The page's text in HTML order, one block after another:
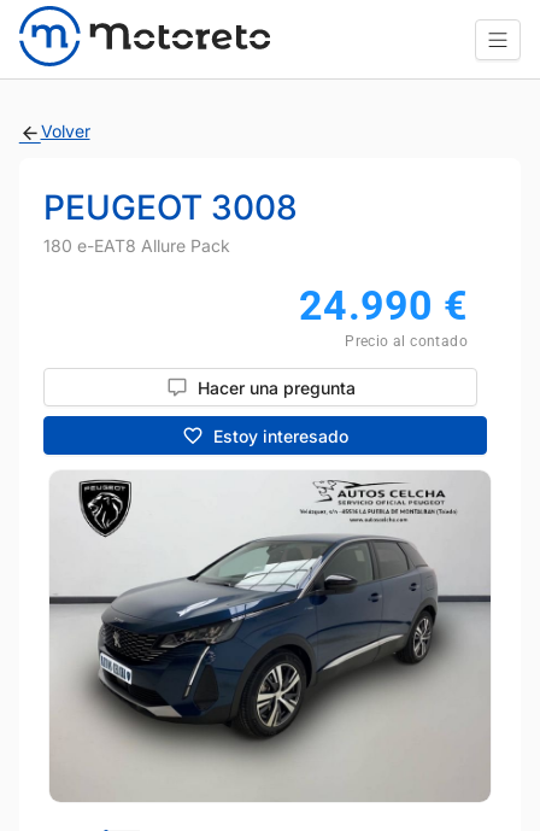
Volver
PEUGEOT 3008
180 e-EAT8 Allure Pack
24.990 €
Precio al contado
Hacer una pregunta
Estoy interesado